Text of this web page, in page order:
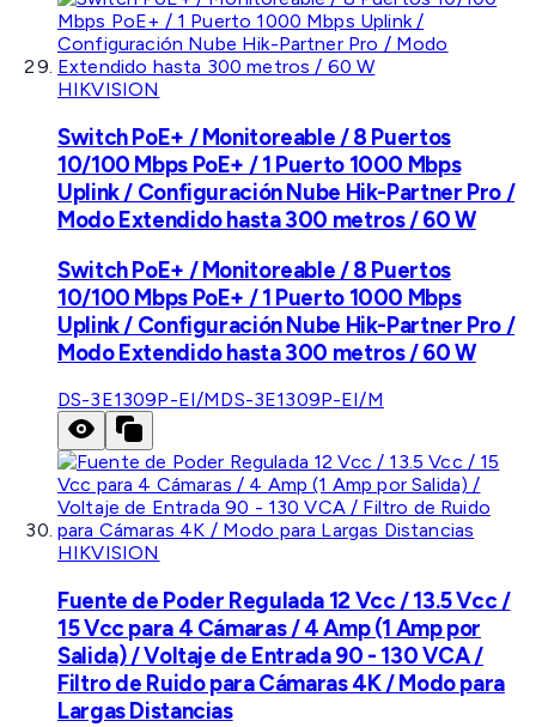
HIKVISION
Switch PoE+ / Monitoreable / 8 Puertos
10/100 Mbps PoE+ / 1 Puerto 1000 Mbps
Uplink / Configuración Nube Hik-Partner Pro /
Modo Extendido hasta 300 metros / 60 W
Switch PoE+ / Monitoreable / 8 Puertos
10/100 Mbps PoE+ / 1 Puerto 1000 Mbps
Uplink / Configuración Nube Hik-Partner Pro /
Modo Extendido hasta 300 metros / 60 W
DS-3E1309P-EI/MDS-3E1309P-EI/M
HIKVISION
Fuente de Poder Regulada 12 Vcc / 13.5 Vcc /
15 Vcc para 4 Cámaras / 4 Amp (1 Amp por
Salida) / Voltaje de Entrada 90 - 130 VCA /
Filtro de Ruido para Cámaras 4K / Modo para
Largas Distancias